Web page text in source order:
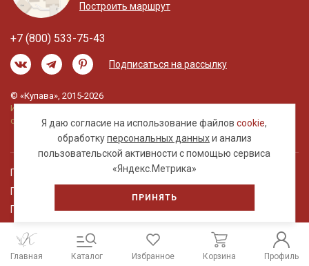
Я даю согласие на использование файловcookie,
обработкуперсональных данныхи анализ
пользовательской активности с помощью сервиса
«Яндекс.Метрика»
ПРИНЯТЬ
Построить маршрут
+7 (800) 533-75-43
Подписаться на рассылку
© «Купава», 2015-2026
Информация на сайте не является публичной
офертой.
Правовая информация
Политика обработки персональных данных
Пользовательское соглашение
Главная Каталог Избранное Корзина Профиль